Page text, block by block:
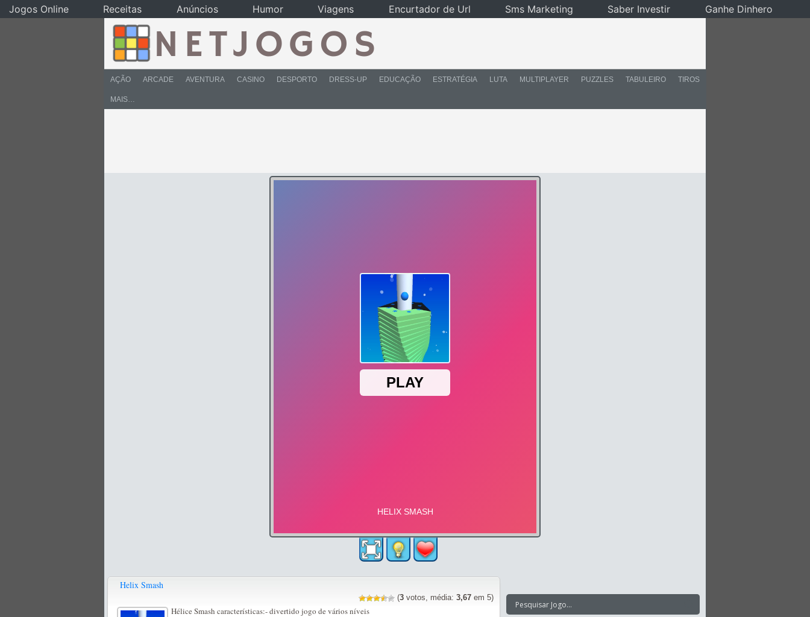
AÇÃO ARCADE AVENTURA CASINO DESPORTO DRESS-UP EDUCAÇÃO ESTRATÉGIA LUTA MULTIPLAYER PUZZLES TABULEIRO TIROS
MAIS…
Helix Smash
(3 votos, média: 3,67 em 5)
Hélice Smash características:- divertido jogo de vários níveis
Jogos Online Receitas Anúncios Humor Viagens Encurtador de Url Sms Marketing Saber Investir Ganhe Dinhero